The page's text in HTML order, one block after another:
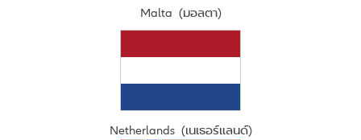
Malta (มอลตา)
Netherlands (เนเธอร์แลนด์)